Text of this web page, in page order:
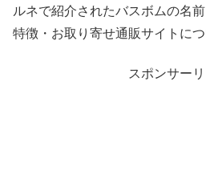
ルネで紹介されたバスボムの名
特徴・お取り寄せ通販サイトにつ
スポンサー